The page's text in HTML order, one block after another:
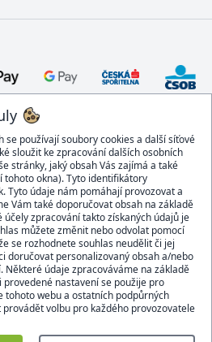
se používají soubory cookies a další síťové
sloužit ke zpracování dalších osobních
stránky, jaký obsah Vás zajímá a také
okna). Tyto identifikátory
Tyto údaje nám pomáhají provozovat a
Vám také doporučovat obsah na základě
zpracování takto získaných údajů je
můžete změnit nebo odvolat pomocí
se rozhodnete souhlas neudělit či jej
doručovat personalizovaný obsah a/nebo
Některé údaje zpracováváme na základě
nastavení se použije pro
tohoto webu a ostatních podpůrných
volbu pro každého provozovatele